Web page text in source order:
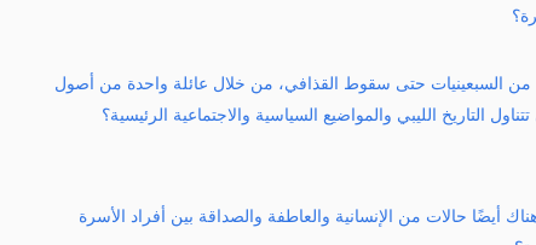
من السبعينيات حتى سقوط القذافي، من خلال عائلة واحدة من أصول
التاريخ الليبي والمواضيع السياسية والاجتماعية الرئيسية؟
أيضًا حالات من الإنسانية والعاطفة والصداقة بين أفراد الأسرة